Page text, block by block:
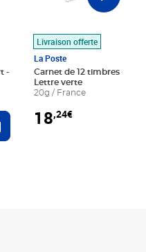
-
au panier
Livraison offerte
La Poste
Carnet de 12 timbres - Le
Lettre verte
20g / France
18,24€